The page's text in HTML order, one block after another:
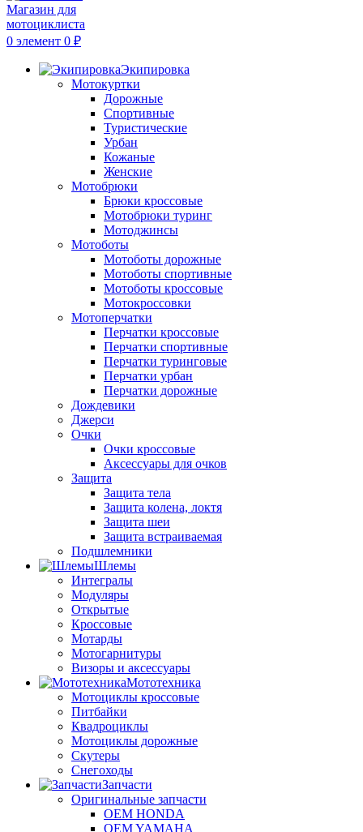
0 элемент 0 ₽
Экипировка
Мотокуртки
Дорожные
Спортивные
Туристические
Урбан
Кожаные
Женские
Мотобрюки
Брюки кроссовые
Мотобрюки туринг
Мотоджинсы
Мотоботы
Мотоботы дорожные
Мотоботы спортивные
Мотоботы кроссовые
Мотокроссовки
Мотоперчатки
Перчатки кроссовые
Перчатки спортивные
Перчатки туринговые
Перчатки урбан
Перчатки дорожные
Дождевики
Джерси
Очки
Очки кроссовые
Аксессуары для очков
Защита
Защита тела
Защита колена, локтя
Защита шеи
Защита встраиваемая
Подшлемники
Шлемы
Интегралы
Модуляры
Открытые
Кроссовые
Мотарды
Мотогарнитуры
Визоры и аксессуары
Мототехника
Мотоциклы кроссовые
Питбайки
Квадроциклы
Мотоциклы дорожные
Скутеры
Снегоходы
Запчасти
Оригинальные запчасти
OEM HONDA
OEM YAMAHA